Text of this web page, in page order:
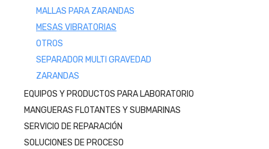
MALLAS PARA ZARANDAS
MESAS VIBRATORIAS
OTROS
SEPARADOR MULTI GRAVEDAD
ZARANDAS
EQUIPOS Y PRODUCTOS PARA LABORATORIO
MANGUERAS FLOTANTES Y SUBMARINAS
SERVICIO DE REPARACIÓN
SOLUCIONES DE PROCESO